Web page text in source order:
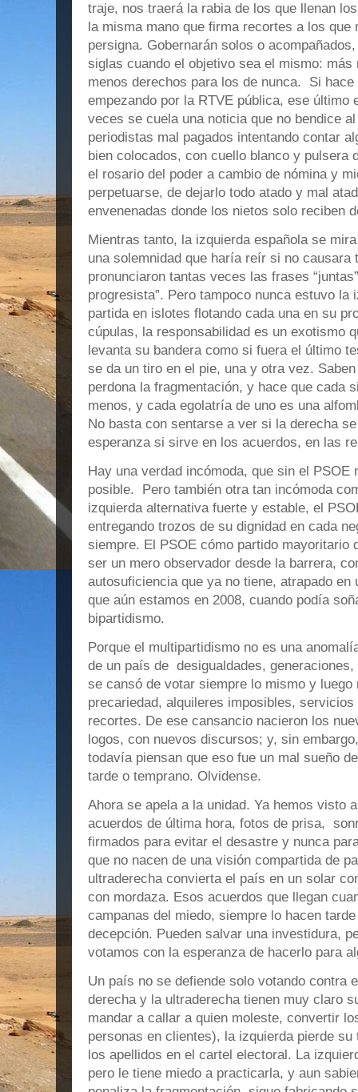
traje, nos traerá la rabia de los que llenan
la misma mano que firma recortes a los que
persigna. Gobernarán solos o
siglas cuando el objetivo sea el mismo:
menos derechos para los de nunca. Si
empezando por la RTVE pública, ese último
veces se cuela una noticia que no bendice
periodistas mal pagados intentando contar
bien colocados, con cuello blanco y pulsera
el rosario del poder a cambio de nómina y
perpetuarse, de dejarlo todo atado y mal
envenenadas donde los nietos solo reciben
Mientras tanto, la izquierda española se
una solemnidad que haría reír si no causara
pronunciaron tantas veces las frases
progresista”. Pero tampoco nunca estuvo la
partida en islotes flotando cada una en su
cúpulas, la responsabilidad es un exotismo
levanta su bandera como si fuera el último
se da un tiro en el pie, una y otra vez.
perdona la fragmentación, y hace que cada
menos, y cada egolatría de uno es una
No basta con sentarse a ver si la derecha
esperanza si sirve en los acuerdos, en las
Hay una verdad incómoda, que sin el
posible. Pero también otra tan incómoda
izquierda alternativa fuerte y estable, el
entregando trozos de su dignidad en cada
siempre. El PSOE cómo partido mayoritario
ser un mero observador desde la barrera,
autosuficiencia que ya no tiene, atrapado
que aún estamos en 2008, cuando podía
bipartidismo.
Porque el multipartidismo no es una
de un país de desigualdades,
se cansó de votar siempre lo mismo y
precariedad, alquileres imposibles,
recortes. De ese cansancio nacieron los
logos, con nuevos discursos; y, sin
todavía piensan que eso fue un mal sueño
tarde o temprano. Olvidense.
Ahora se apela a la unidad. Ya hemos visto
acuerdos de última hora, fotos de prisa,
firmados para evitar el desastre y nunca
que no nacen de una visión compartida de
ultraderecha convierta el país en un solar
con mordaza. Esos acuerdos que llegan
campanas del miedo, siempre lo hacen
decepción. Pueden salvar una investidura,
votamos con la esperanza de hacerlo para
Un país no se defiende solo votando contra
derecha y la ultraderecha tienen muy claro
mandar a callar a quien moleste, convertir
personas en clientes), la izquierda pierde
los apellidos en el cartel electoral. La
pero le tiene miedo a practicarla, y aun